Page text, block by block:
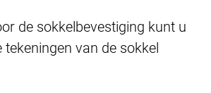
de sokkelbevestiging kunt u
tekeningen van de sokkel